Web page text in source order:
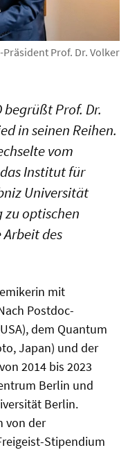
Prof. Dr. Volker
begrüßt Prof. Dr.
in seinen Reihen.
vom
Institut für
Universität
zu optischen
des
mit
Postdoc-
dem Quantum
Japan) und der
2014 bis 2023
Berlin und
Berlin.
von der
Stipendium